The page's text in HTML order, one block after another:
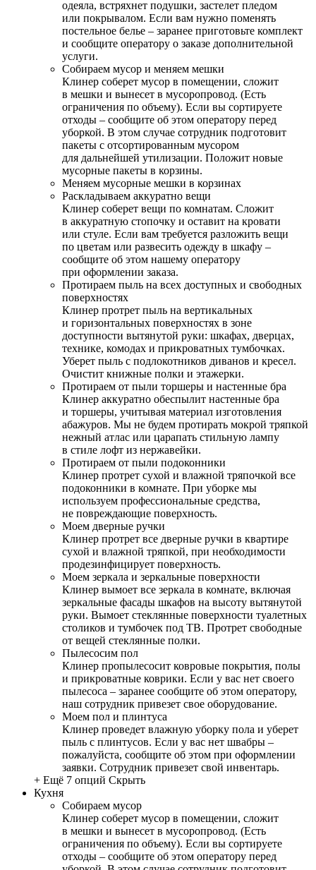
одеяла, встряхнет подушки, застелет пледом
или покрывалом. Если вам нужно поменять
постельное белье – заранее приготовьте комплект
и сообщите оператору о заказе дополнительной
услуги.
Собираем мусор и меняем мешки
Клинер соберет мусор в помещении, сложит
в мешки и вынесет в мусоропровод. (Есть
ограничения по объему). Если вы сортируете
отходы – сообщите об этом оператору перед
уборкой. В этом случае сотрудник подготовит
пакеты с отсортированным мусором
для дальнейшей утилизации. Положит новые
мусорные пакеты в корзины.
Меняем мусорные мешки в корзинах
Раскладываем аккуратно вещи
Клинер соберет вещи по комнатам. Сложит
в аккуратную стопочку и оставит на кровати
или стуле. Если вам требуется разложить вещи
по цветам или развесить одежду в шкафу –
сообщите об этом нашему оператору
при оформлении заказа.
Протираем пыль на всех доступных и свободных
поверхностях
Клинер протрет пыль на вертикальных
и горизонтальных поверхностях в зоне
доступности вытянутой руки: шкафах, дверцах,
технике, комодах и прикроватных тумбочках.
Уберет пыль с подлокотников диванов и кресел.
Очистит книжные полки и этажерки.
Протираем от пыли торшеры и настенные бра
Клинер аккуратно обеспылит настенные бра
и торшеры, учитывая материал изготовления
абажуров. Мы не будем протирать мокрой тряпкой
нежный атлас или царапать стильную лампу
в стиле лофт из нержавейки.
Протираем от пыли подоконники
Клинер протрет сухой и влажной тряпочкой все
подоконники в комнате. При уборке мы
используем профессиональные средства,
не повреждающие поверхность.
Моем дверные ручки
Клинер протрет все дверные ручки в квартире
сухой и влажной тряпкой, при необходимости
продезинфицирует поверхность.
Моем зеркала и зеркальные поверхности
Клинер вымоет все зеркала в комнате, включая
зеркальные фасады шкафов на высоту вытянутой
руки. Вымоет стеклянные поверхности туалетных
столиков и тумбочек под ТВ. Протрет свободные
от вещей стеклянные полки.
Пылесосим пол
Клинер пропылесосит ковровые покрытия, полы
и прикроватные коврики. Если у вас нет своего
пылесоса – заранее сообщите об этом оператору,
наш сотрудник привезет свое оборудование.
Моем пол и плинтуса
Клинер проведет влажную уборку пола и уберет
пыль с плинтусов. Если у вас нет швабры –
пожалуйста, сообщите об этом при оформлении
заявки. Сотрудник привезет свой инвентарь.
+ Ещё 7 опций Скрыть
Кухня
Собираем мусор
Клинер соберет мусор в помещении, сложит
в мешки и вынесет в мусоропровод. (Есть
ограничения по объему). Если вы сортируете
отходы – сообщите об этом оператору перед